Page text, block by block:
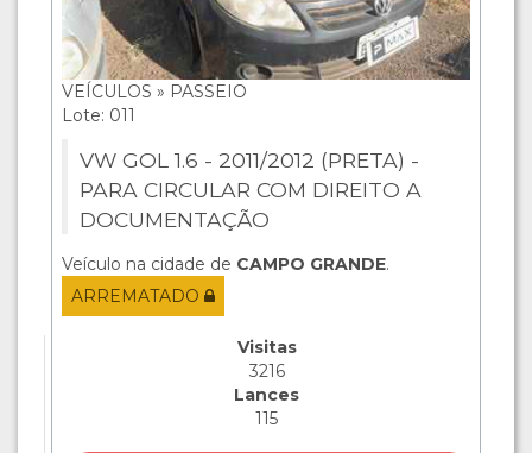
VEÍCULOS » PASSEIO
Lote: 011
VW GOL 1.6 - 2011/2012 (PRETA) -
PARA CIRCULAR COM DIREITO A
DOCUMENTAÇÃO
Veículo na cidade de CAMPO GRANDE.
ARREMATADO
Visitas
3216
Lances
115